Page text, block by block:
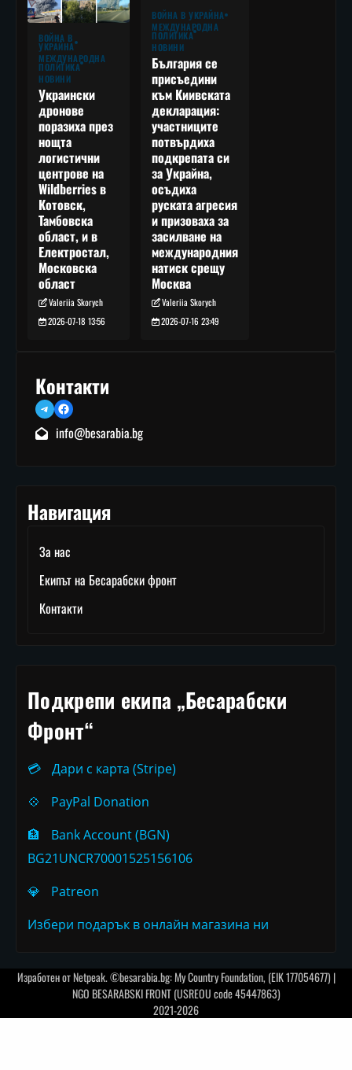
ВОЙНА В
УКРАЙНА
МЕЖДУНАРОДНА
ПОЛИТИКА
НОВИНИ
Украински
дронове
поразиха през
нощта
логистични
центрове на
Wildberries в
Котовск,
Тамбовска
област, и в
Електростал,
Московска
област
Valeriia Skorych
2026-07-18 13:56
ВОЙНА В УКРАЙНА
МЕЖДУНАРОДНА
ПОЛИТИКА
НОВИНИ
България се
присъедини
към Киивската
декларация:
участниците
потвърдиха
подкрепата си
за Украйна,
осъдиха
руската агресия
и призоваха за
засилване на
международния
натиск срещу
Москва
Valeriia Skorych
2026-07-16 23:49
Контакти
TelegramFacebook
info@besarabia.bg
Навигация
За нас
Екипът на Бесарабски фронт
Контакти
Подкрепи екипа „Бесарабски
Фронт“
💳
Дари с карта (Stripe)
💠
PayPal Donation
🏦
Bank Account (BGN)
BG21UNCR70001525156106
💎
Patreon
Избери подарък в онлайн магазина ни
Изработен отNetpeak. ©besarabia.bg: My Country Foundation, (EIK 177054677) |
NGO BESARABSKI FRONT (USREOU code 45447863)
2021-2026